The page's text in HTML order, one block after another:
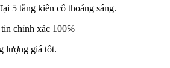
5 tầng kiên cố thoáng sáng.
tin chính xác 100℅
lượng giá tốt.